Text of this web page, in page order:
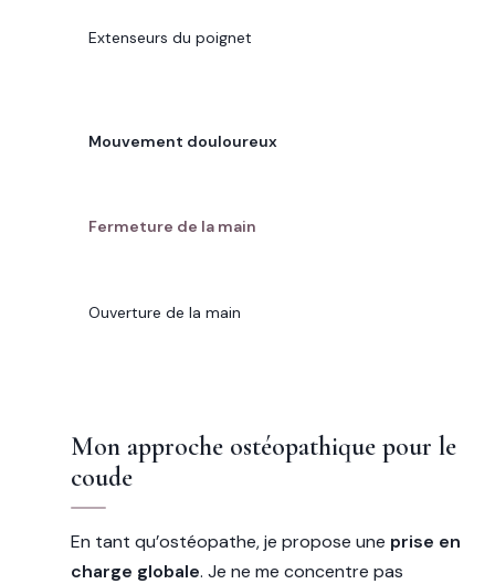
Extenseurs du poignet
Mouvement douloureux
Fermeture de la main
Ouverture de la main
Mon approche ostéopathique pour le
coude
En tant qu’ostéopathe, je propose une prise en
charge globale. Je ne me concentre pas